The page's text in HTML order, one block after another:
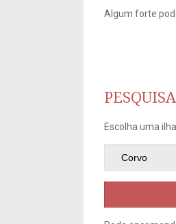
Algum forte
Escolha uma